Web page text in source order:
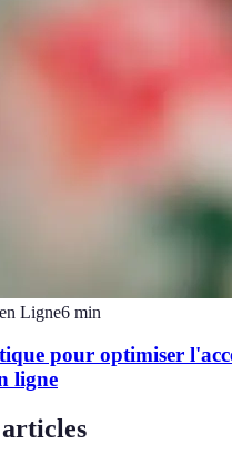
Ligne6 min
pour optimiser
ligne
articles